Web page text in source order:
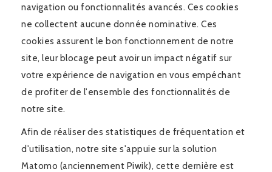
navigation ou fonctionnalités avancés. Ces cookies
ne collectent aucune donnée nominative. Ces
cookies assurent le bon fonctionnement de notre
site, leur blocage peut avoir un impact négatif sur
votre expérience de navigation en vous empéchant
de profiter de l'ensemble des fonctionnalités de
notre site.
Afin de réaliser des statistiques de fréquentation et
d'utilisation, notre site s'appuie sur la solution
Matomo (anciennement Piwik), cette dernière est